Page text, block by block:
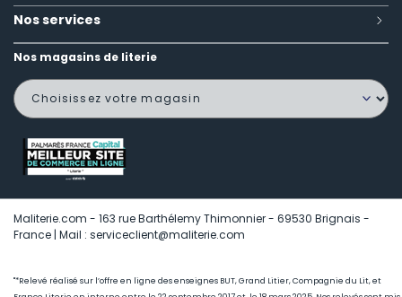
Nos services
Nos magasins de literie
Maliterie.com - 163 rue Barthélemy Thimonnier - 69530 Brignais -
France | Mail : serviceclient@maliterie.com
"*Relevé réalisé sur l’offre en ligne des enseignes BUT, Grand Litier, Compagnie du Lit, et